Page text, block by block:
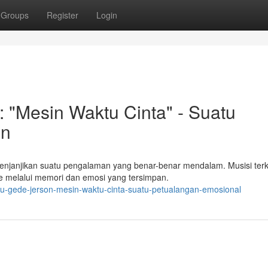
Groups Register Login
Waktu Cinta" - Suatu
suatu pengalaman yang benar-benar mendalam. Musisi
memori dan emosi yang tersimpan.
gede-jerson-mesin-waktu-cinta-suatu-petualangan-emosional